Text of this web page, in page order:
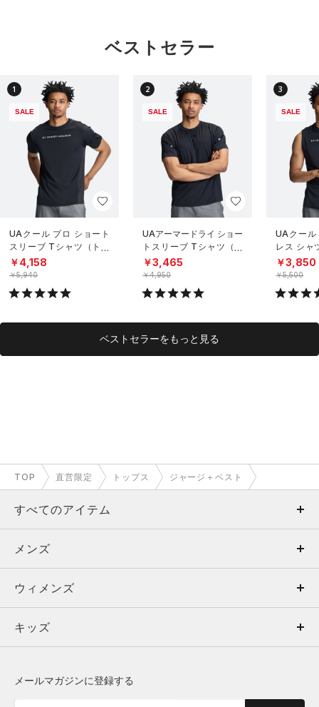
ベストセラー
1
SALE
UAクール プロ ショート
スリーブ Tシャツ（トレ
ーニング/MEN）
￥4,158
￥5,940
2
SALE
UAアーマードライ ショー
トスリーブ Tシャツ（ト
レーニング/MEN）
￥3,465
￥4,950
3
SALE
UAクール
レス シャ
グ/MEN）
￥3,850
￥5,500
ベストセラーをもっと見る
TOP 直営限定 トップス ジャージ＋ベスト
すべてのアイテム
メンズ
ウィメンズ
キッズ
メンズ
トップス
ボトムス
ウィメンズ
トップス
キッズ
メールマガジンに登録する